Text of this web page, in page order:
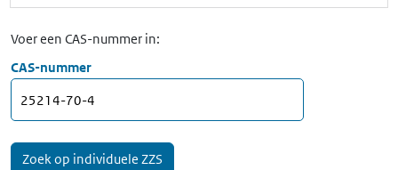
Voer een CAS-nummer in:
CAS-nummer